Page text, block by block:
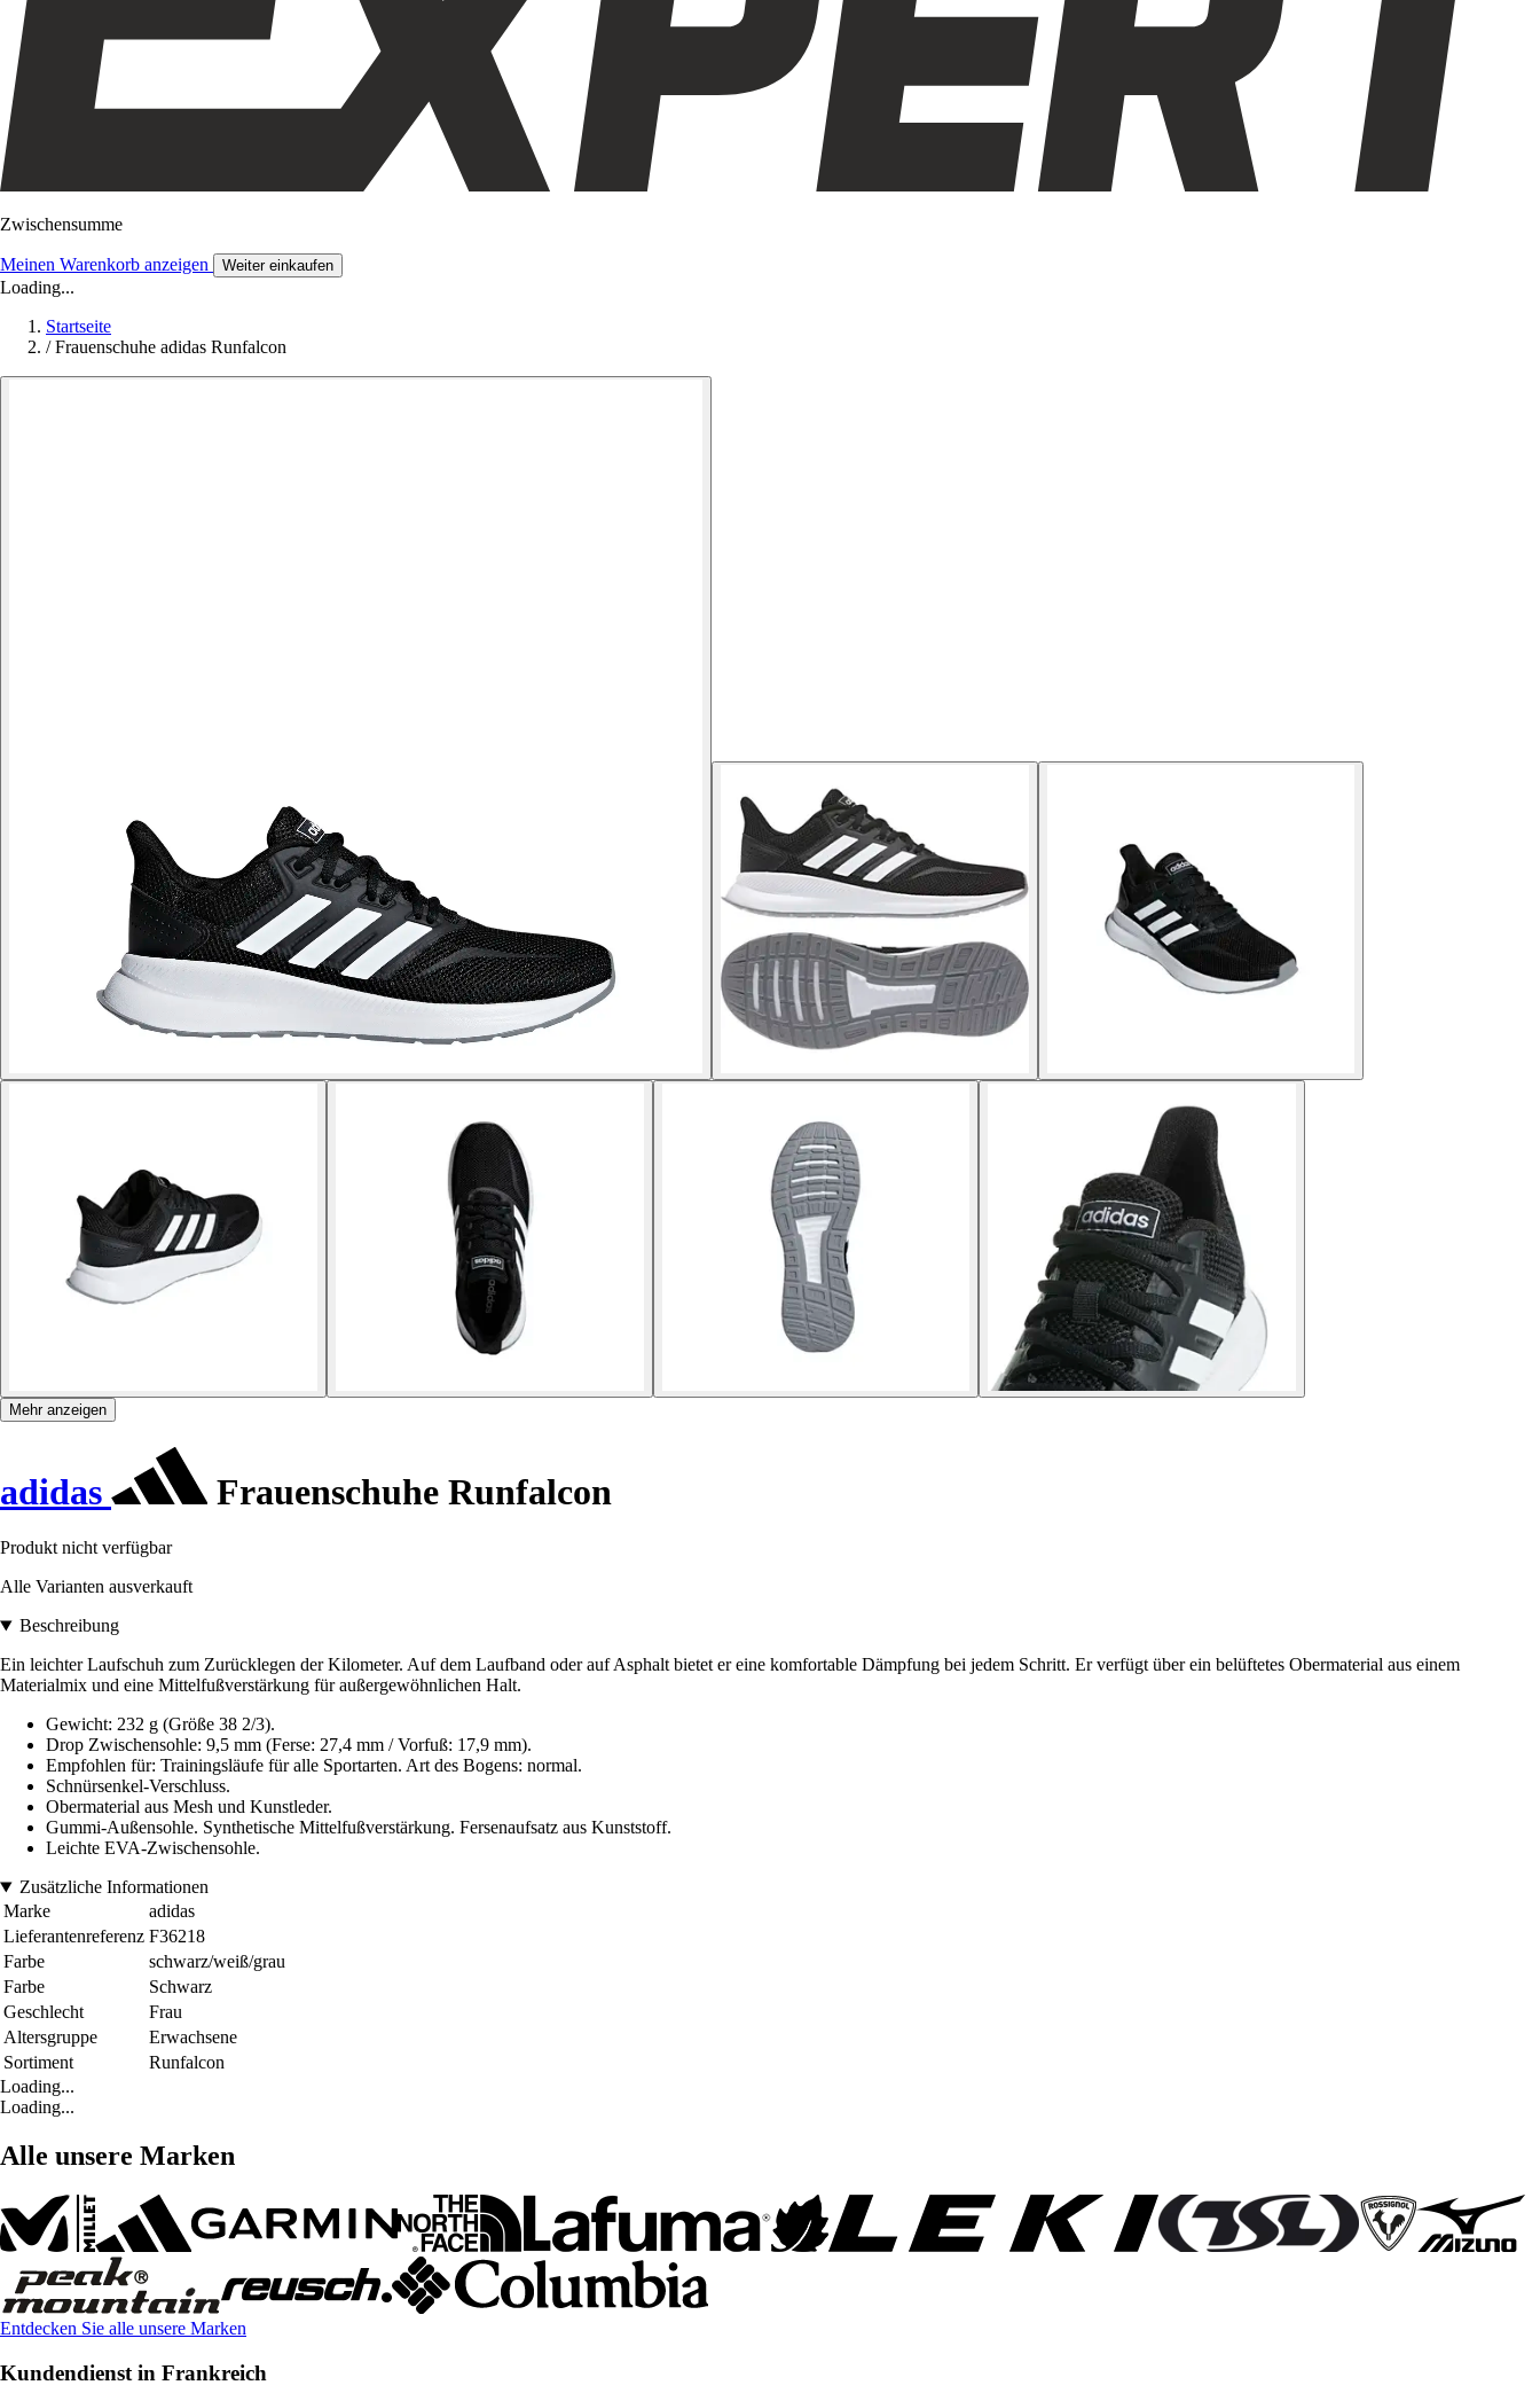
Zwischensumme
Meinen Warenkorb anzeigen Weiter einkaufen
Loading...
Startseite
/ Frauenschuhe adidas Runfalcon
Mehr anzeigen
adidas Frauenschuhe Runfalcon
Produkt nicht verfügbar
Alle Varianten ausverkauft
Beschreibung
Ein leichter Laufschuh zum Zurücklegen der Kilometer. Auf dem Laufband oder auf Asphalt bietet er eine komfortable Dämpfung bei jedem Schritt. Er verfügt über ein belüftetes Obermaterial aus einem
Materialmix und eine Mittelfußverstärkung für außergewöhnlichen Halt.
Gewicht: 232 g (Größe 38 2/3).
Drop Zwischensohle: 9,5 mm (Ferse: 27,4 mm / Vorfuß: 17,9 mm).
Empfohlen für: Trainingsläufe für alle Sportarten. Art des Bogens: normal.
Schnürsenkel-Verschluss.
Obermaterial aus Mesh und Kunstleder.
Gummi-Außensohle. Synthetische Mittelfußverstärkung. Fersenaufsatz aus Kunststoff.
Leichte EVA-Zwischensohle.
Zusätzliche Informationen
Marke
adidas
Lieferantenreferenz F36218
Farbe
schwarz/weiß/grau
Farbe
Schwarz
Geschlecht
Frau
Altersgruppe
Erwachsene
Sortiment
Runfalcon
Loading...
Loading...
Alle unsere Marken
Entdecken Sie alle unsere Marken
Kundendienst in Frankreich